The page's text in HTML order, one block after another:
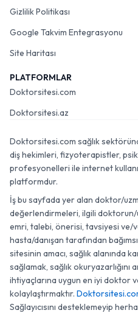
Gizlilik Politikası
Google Takvim Entegrasyonu
Site Haritası
PLATFORMLAR
Doktorsitesi.com
Doktorsitesi.az
Doktorsitesi.com sağlık
diş hekimleri, fizyoterapistler,
profesyonelleri ile internet
platformdur.
İş bu sayfada yer alan doktor/
değerlendirmeleri, ilgili doktorun/
emri, talebi, önerisi, tavsiyesi ve/
hasta/danışan tarafından
sitesinin amacı, sağlık alanında
sağlamak, sağlık okuryazarlığını
ihtiyaçlarına uygun en iyi doktor
kolaylaştırmaktır.
Sağlayıcısını desteklemeyip